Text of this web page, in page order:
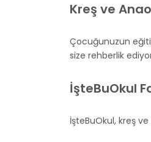
Kreş ve
Çocuğunuzun
size rehberlik
İşteBuOkul
İşteBuOkul, kreş